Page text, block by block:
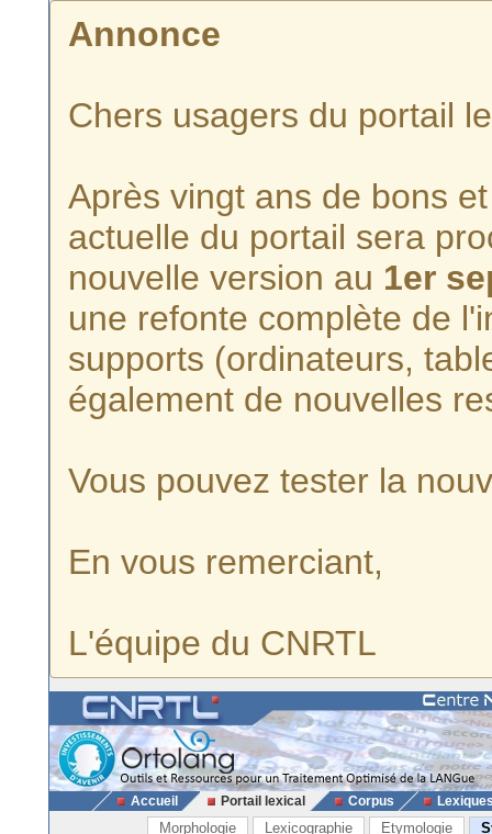
Annonce
Chers usagers du portail
Après vingt ans de bons
actuelle du portail sera
nouvelle version au 1er
une refonte complète de
supports (ordinateurs,
également de nouvelles
Vous pouvez tester la
En vous remerciant,
L'équipe du CNRTL
Accueil Portail lexical Corpus
Morphologie Lexicographie Etymologie